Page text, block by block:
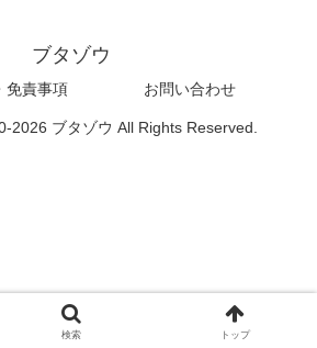
ブタゾウ
免責事項 お問い合わせ
2026 ブタゾウ All Rights Reserved.
検索 トップ